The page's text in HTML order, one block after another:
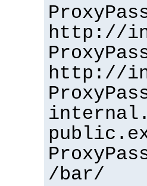
http://
http://
/bar/